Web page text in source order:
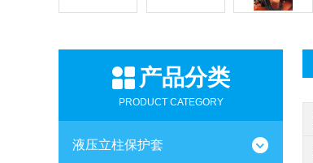
产品分类
PRODUCT CATEGORY
液压立柱保护套